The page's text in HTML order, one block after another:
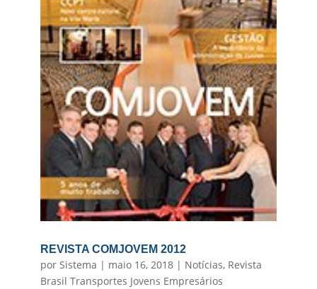
REVISTA COMJOVEM 2012
por Sistema | maio 16, 2018| Notícias, Revista
Brasil Transportes Jovens Empresários